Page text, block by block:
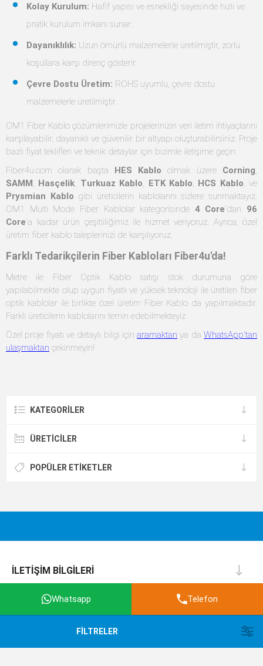
FILTRELER
Kolay Kurulum: Hafif yapısı ve esnekliği sayesinde hızlı ve
pratik kurulum imkanı sunar.
Dayanıklılık: Uzun ömürlü malzemelerle üretilmiştir, zorlu
koşullara karşı direnç gösterir.
Çevre Dostu Üretim: ROHS uyumlu, çevre dostu
malzemelerle üretilmiştir.
OM1 Fiber Kablo çözümlerimizle projelerinizin veri iletim ihtiyaçlarını
karşılayabilir, dayanıklı ve güvenilir bir altyapı oluşturabilirsiniz. Proje
bazlı fiyat teklifleri ve teknik detaylar için bizimle iletişime geçin.
Fiber4u.com olarak başta HES Kablo olmak üzere Corning
SAMM
Hasçelik Turkuaz Kablo ETK Kablo HCS Kablo , ve
Prysmian Kablo gibi üreticilerin kablolarını sizlere sunmaktayız.
OM1 Multi Mode Fiber Kablolar kategorisinde 4 Core'dan 96
Core'a kadar ürün çeşitliliğimiz ile hizmet veriyoruz. Ayrıca, özel
üretim fiber kablo taleplerinizi de karşılıyoruz.
Farklı Tedarikçilerin Fiber Kabloları Fiber4u'da!
Metre ile Fiber Optik Kablo satışı stok durumuna göre
yapılabilmekte olup uygun fiyatlı ve yüksek teknoloji ile üretilen fiber
optik kablolar ile birlikte özel üretim Fiber Kablo da yapılmaktadır.
Farklı üreticilerin kablolarını temin edebilmekteyiz
Özel proje fiyatı ve detaylı bilgi içinaramaktan ya daWhatsApp'tan
ulaşmaktan çekinmeyin!
KATEGORILER
ÜRETICILER
POPÜLER ETIKETLER
Whatsapp Telefon
İLETIŞIM BILGILERI
MÜŞTERI SERVISI